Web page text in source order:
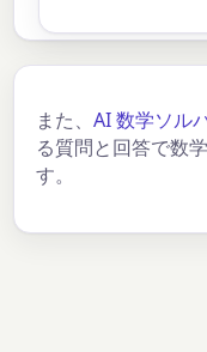
また、AI 数学ソル
る質問と回答で数
す。